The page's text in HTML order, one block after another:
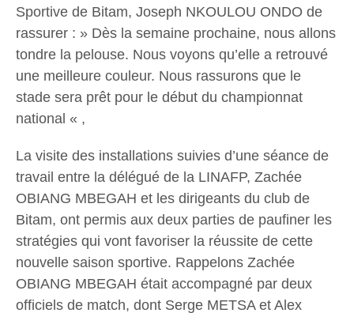
Sportive de Bitam, Joseph NKOULOU ONDO de
rassurer : » Dès la semaine prochaine, nous allons
tondre la pelouse. Nous voyons qu’elle a retrouvé
une meilleure couleur. Nous rassurons que le
stade sera prêt pour le début du championnat
national « ,
La visite des installations suivies d’une séance de
travail entre la délégué de la LINAFP, Zachée
OBIANG MBEGAH et les dirigeants du club de
Bitam, ont permis aux deux parties de paufiner les
stratégies qui vont favoriser la réussite de cette
nouvelle saison sportive. Rappelons Zachée
OBIANG MBEGAH était accompagné par deux
officiels de match, dont Serge METSA et Alex